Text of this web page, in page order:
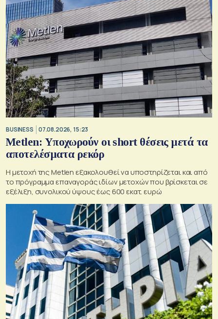
BUSINESS 07.08.2026, 15:23
Metlen: Υποχωρούν οι short θέσεις μετά τα
αποτελέσματα ρεκόρ
Η μετοχή της Metlen εξακολουθεί να υποστηρίζεται και από
το πρόγραμμα επαναγοράς ιδίων μετοχών που βρίσκεται σε
εξέλιξη, συνολικού ύψους έως 600 εκατ. ευρώ